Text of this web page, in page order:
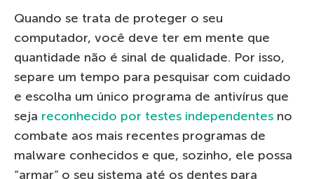
Quando se trata de proteger o seu
computador, você deve ter em mente que
quantidade não é sinal de qualidade. Por isso,
separe um tempo para pesquisar com cuidado
e escolha um único programa de antivírus que
seja reconhecido por testes independentes no
combate aos mais recentes programas de
malware conhecidos e que, sozinho, ele possa
“armar” o seu sistema até os dentes para